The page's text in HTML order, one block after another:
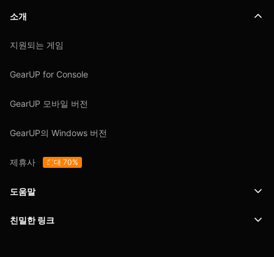
소개
지원되는 게임
GearUP for Console
GearUP 모바일 버전
GearUP의 Windows 버전
제휴사 최대 70%
도움말
지원
친밀한 링크